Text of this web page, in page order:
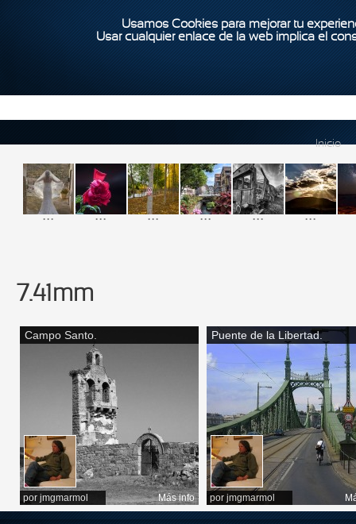
Usamos Cookies para mejorar tu
Usar cualquier enlace de la web implica el
Inicio
... ... ... ... ... ...
7.41mm
Campo Santo.
por jmgmarmol Más info
Puente de la Libertad.
por jmgmarmol